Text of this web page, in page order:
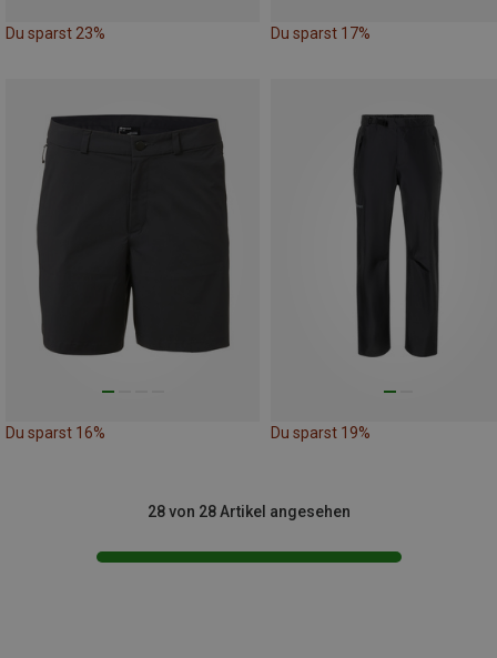
Du sparst 23% Du sparst 17%
Du sparst 16% Du sparst 19%
28 von 28 Artikel angesehen